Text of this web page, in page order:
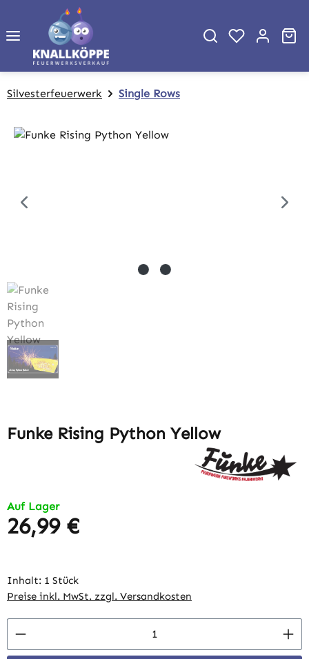
Zum Hauptinhalt springen
Silvesterfeuerwerk Single Rows
Bildergalerie überspringen
Funke Rising Python Yellow
Auf Lager
Regulärer Preis:
26,99 €
Inhalt: 1 Stück
Preise inkl. MwSt. zzgl. Versandkosten
Produkt Anzahl: Gib den gewünschten